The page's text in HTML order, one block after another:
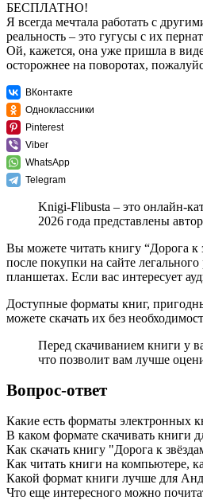
БЕСПЛАТНО!
Я всегда мечтала работать с
реальность – это гугусы с их
Ой, кажется, она уже пришла в
осторожнее на поворотах,
ВКонтакте
Одноклассники
Pinterest
Viber
WhatsApp
Telegram
Knigi-Flibusta – это онлайн-
2026 года представлены
Вы можете читать книгу “Дорога к
после покупки на сайте
планшетах. Если вас интересует
Доступные форматы книг,
можете скачать их без
Перед скачиванием книги у
что позволит вам лучше
Вопрос-ответ
Какие есть форматы электронных
В каком формате скачивать книги
Как скачать книгу "Дорога к
Как читать книги на компьютере,
Какой формат книги лучше для
Что еще интересного можно